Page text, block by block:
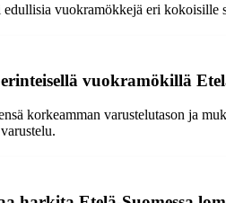
vuokramökkejä eri
vuokramökillä
korkeamman varustelutason ja